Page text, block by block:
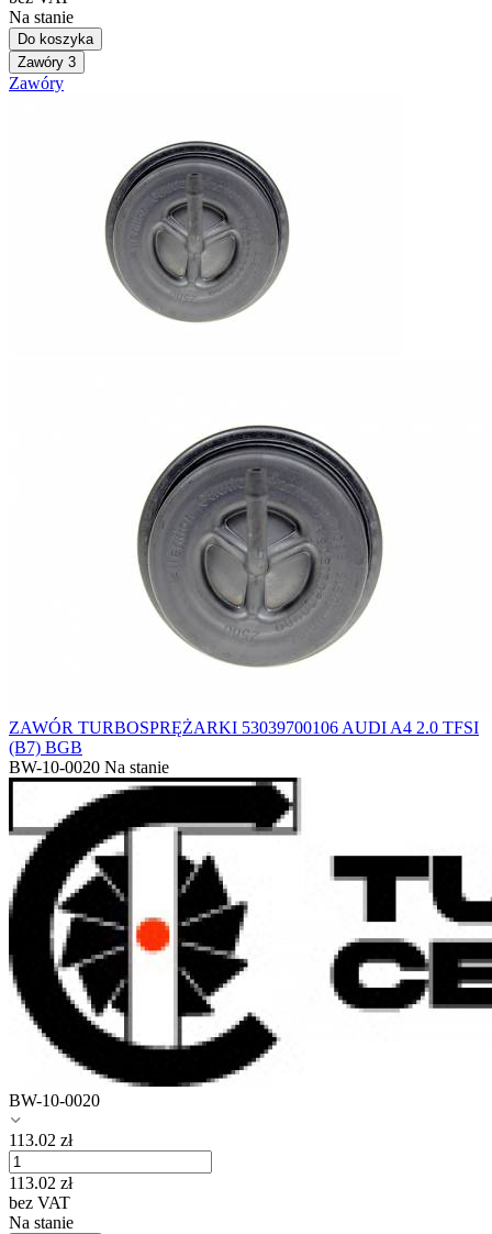
Na stanie
Do koszyka
Zawóry 3
Zawóry
ZAWÓR TURBOSPRĘŻARKI 53039700106 AUDI A4 2.0 TFSI
(B7) BGB
BW-10-0020 Na stanie
BW-10-0020
113.02 zł
113.02 zł
bez VAT
Na stanie